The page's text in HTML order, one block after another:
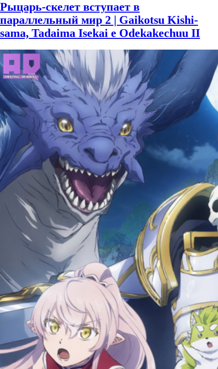
Рыцарь-скелет вступает в
параллельный мир 2 | Gaikotsu Kishi-
sama, Tadaima Isekai e Odekakechuu II